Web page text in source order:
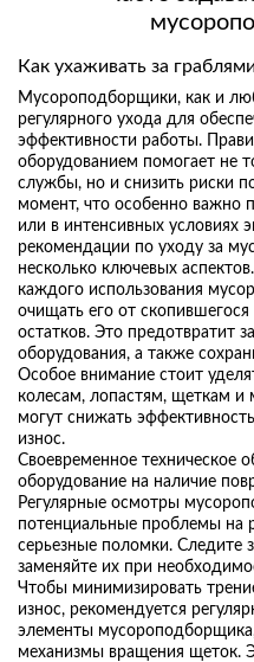
Как ухаживать за
Мусороподборщики, как и
регулярного ухода для
эффективности работы.
оборудованием помогает не
службы, но и снизить риски
момент, что особенно важно
или в интенсивных условиях
рекомендации по уходу за
несколько ключевых
каждого использования
очищать его от скопившегося
остатков. Это предотвратит
оборудования, а также
Особое внимание стоит
колесам, лопастям, щеткам и
могут снижать
износ.
Своевременное техническое
оборудование на наличие
Регулярные осмотры
потенциальные проблемы на
серьезные поломки. Следите
заменяйте их при
Чтобы минимизировать
износ, рекомендуется
элементы
механизмы вращения щеток.